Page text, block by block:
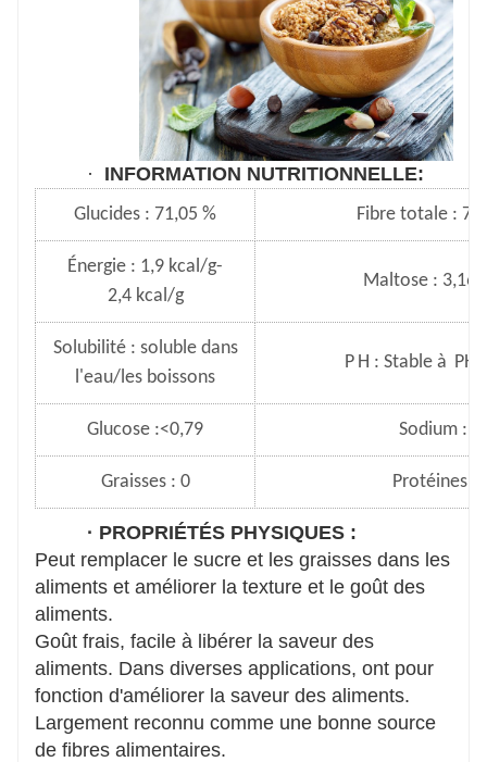
· INFORMATION NUTRITIONNELLE:
Glucides : 71,05 % Fibre totale :
Énergie : 1,9 kcal/g-
2,4 kcal/g
Maltose : 3,16-
Solubilité : soluble dans
l'eau/les boissons
P H : Stable à PH
Glucose :<0,79 Sodium : 0
Graisses : 0 Protéines :0
· PROPRIÉTÉS PHYSIQUES :
Peut remplacer le sucre et les graisses dans les
aliments et améliorer la texture et le goût des
aliments.
Goût frais, facile à libérer la saveur des
aliments. Dans diverses applications, ont pour
fonction d'améliorer la saveur des aliments.
Largement reconnu comme une bonne source
de fibres alimentaires.